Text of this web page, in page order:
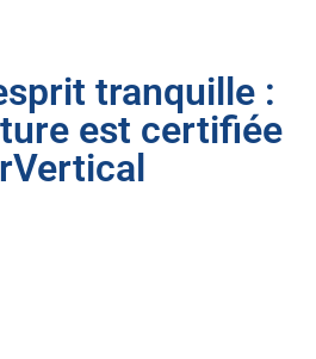
tranquille :
est certifiée